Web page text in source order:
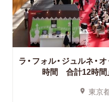
ラ・フォル・ジュルネ・
時間 合計12時間
東京